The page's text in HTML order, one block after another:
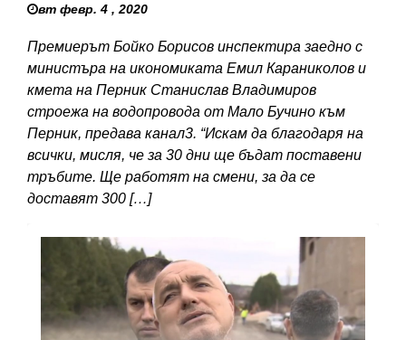
вт февр. 4 , 2020
Премиерът Бойко Борисов инспектира заедно с
министъра на икономиката Емил Караниколов и
кмета на Перник Станислав Владимиров
строежа на водопровода от Мало Бучино към
Перник, предава канал3. “Искам да благодаря на
всички, мисля, че за 30 дни ще бъдат поставени
тръбите. Ще работят на смени, за да се
доставят 300 […]